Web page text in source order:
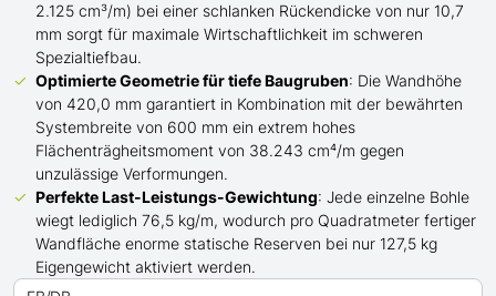
2.125 cm³/m) bei einer schlanken Rückendicke von nur 10,7
mm sorgt für maximale Wirtschaftlichkeit im schweren
Spezialtiefbau.
Optimierte Geometrie für tiefe Baugruben: Die Wandhöhe
von 420,0 mm garantiert in Kombination mit der bewährten
Systembreite von 600 mm ein extrem hohes
Flächenträgheitsmoment von 38.243 cm⁴/m gegen
unzulässige Verformungen.
Perfekte Last-Leistungs-Gewichtung: Jede einzelne Bohle
wiegt lediglich 76,5 kg/m, wodurch pro Quadratmeter fertiger
Wandfläche enorme statische Reserven bei nur 127,5 kg
Eigengewicht aktiviert werden.